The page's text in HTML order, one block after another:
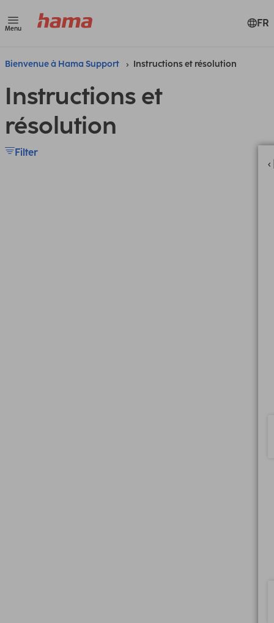
Menu FR
Bienvenue à Hama Support Instructions et résolution
Instructions et
résolution
Filter